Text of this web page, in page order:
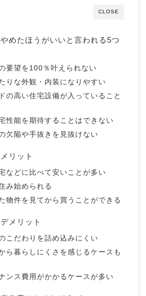
CLOSE
めたほうがいいと言われる5つ
要望を100％叶えられない
りな外観・内装になりやすい
の高い住宅設備が入っていること
性能を期待することはできない
欠陥や手抜きを見抜けない
リット
などに比べて安いことが多い
み始められる
物件を見てから買うことができる
メリット
こだわりを詰め込みにくい
ら暮らしにくさを感じるケースも
ンス費用がかかるケースが多い